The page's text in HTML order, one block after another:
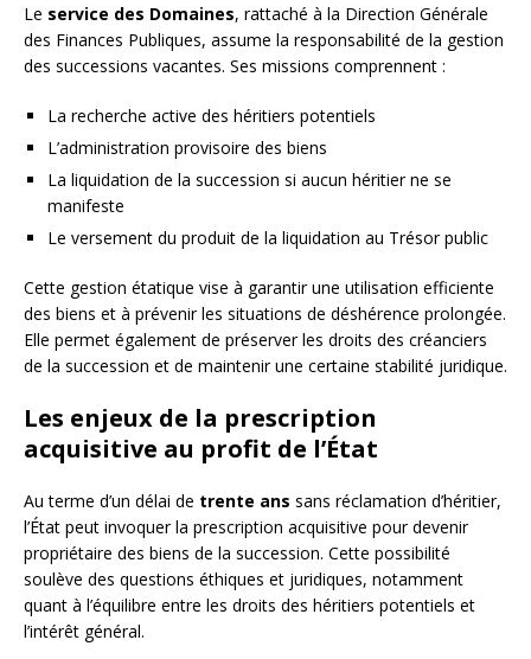
Le service des Domaines, rattaché à la Direction Générale
des Finances Publiques, assume la responsabilité de la gestion
des successions vacantes. Ses missions comprennent :
La recherche active des héritiers potentiels
L’administration provisoire des biens
La liquidation de la succession si aucun héritier ne se
manifeste
Le versement du produit de la liquidation au Trésor public
Cette gestion étatique vise à garantir une utilisation efficiente
des biens et à prévenir les situations de déshérence prolongée.
Elle permet également de préserver les droits des créanciers
de la succession et de maintenir une certaine stabilité juridique.
Les enjeux de la prescription
acquisitive au profit de l’État
Au terme d’un délai de trente ans sans réclamation d’héritier,
l’État peut invoquer la prescription acquisitive pour devenir
propriétaire des biens de la succession. Cette possibilité
soulève des questions éthiques et juridiques, notamment
quant à l’équilibre entre les droits des héritiers potentiels et
l’intérêt général.